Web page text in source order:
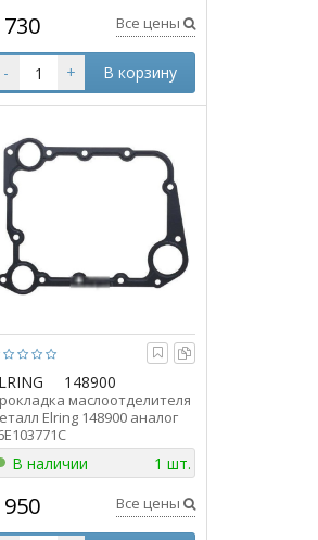
730 Все цены
- + В корзину
148900
маслоотделителя
Elring 148900 аналог
В наличии 1 шт.
950 Все цены